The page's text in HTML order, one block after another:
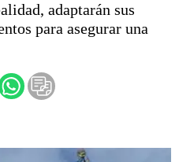
empresas
adaptarán sus
para asegurar una